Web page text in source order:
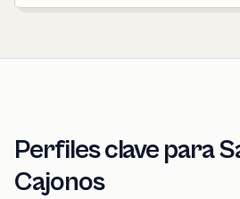
Perfiles clave para
Cajonos